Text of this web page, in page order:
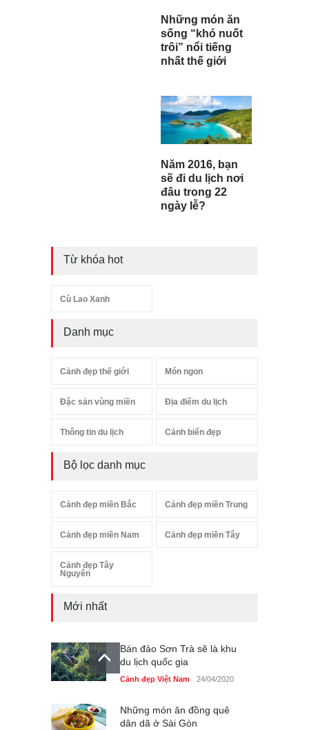
Những món ăn
sống “khó nuốt
trôi” nổi tiếng
nhất thế giới
Năm 2016, bạn
sẽ đi du lịch nơi
đâu trong 22
ngày lễ?
Từ khóa hot
Cù Lao Xanh
Danh mục
Cảnh đẹp thế giới Món ngon
Đặc sản vùng miền Địa điểm du lịch
Thông tin du lịch Cảnh biển đẹp
Bộ lọc danh mục
Cảnh đẹp miền Bắc Cảnh đẹp miền Trung
Cảnh đẹp miền Nam Cảnh đẹp miền Tây
Cảnh đẹp Tây
Nguyên
Mới nhất
Bán đảo Sơn Trà sẽ là khu
du lịch quốc gia
Cảnh đẹp Việt Nam 24/04/2020
Những món ăn đồng quê
dân dã ở Sài Gòn